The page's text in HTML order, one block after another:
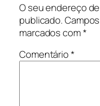
O seu endereço
publicado.
marcados com*
Comentário*